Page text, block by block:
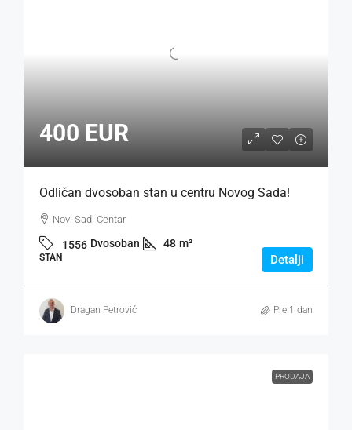
400 EUR
Odličan dvosoban stan u centru Novog Sada!
Novi Sad, Centar
1556 Dvosoban 48 m²
STAN Detalji
Dragan Petrović Pre 1 dan
PRODAJA